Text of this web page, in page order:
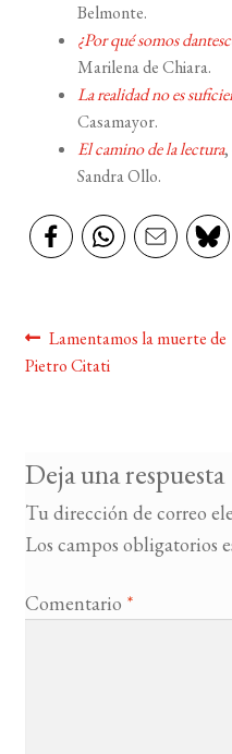
Belmonte.
¿Por qué somos
Marilena de Chiara.
La realidad no es
Casamayor.
El camino de la lectura,
Sandra Ollo.
Navegación
de
Anterior:
Lamentamos la muerte de
Pietro Citati
Deja una respuesta
Tu dirección de correo
Los campos obligatorios
Comentario *